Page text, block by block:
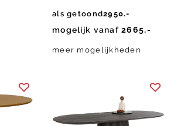
als getoond2950.-
mogelijk vanaf 2665.-
meer mogelijkheden